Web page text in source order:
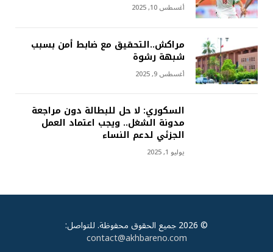
أغسطس 10, 2025
مراكش..التحقيق مع ضابط أمن بسبب
شبهة رشوة
أغسطس 9, 2025
السكوري: لا حل للبطالة دون مراجعة
مدونة الشغل.. ويجب اعتماد العمل
الجزئي لدعم النساء
يوليو 1, 2025
© 2026 جميع الحقوق محفوظة. للتواصل:
contact@akhbareno.com